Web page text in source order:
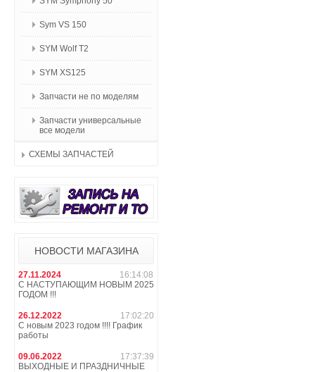
Sym VS 150
SYM Wolf T2
SYM XS125
Запчасти не по моделям
Запчасти универсальные
все модели
СХЕМЫ ЗАПЧАСТЕЙ
НОВОСТИ МАГАЗИНА
27.11.2024
16:14:08
С НАСТУПАЮЩИМ НОВЫМ 2025
ГОДОМ !!!
26.12.2022
17:02:20
С новым 2023 годом !!!! График
работы
09.06.2022
17:37:39
ВЫХОДНЫЕ И ПРАЗДНИЧНЫЕ